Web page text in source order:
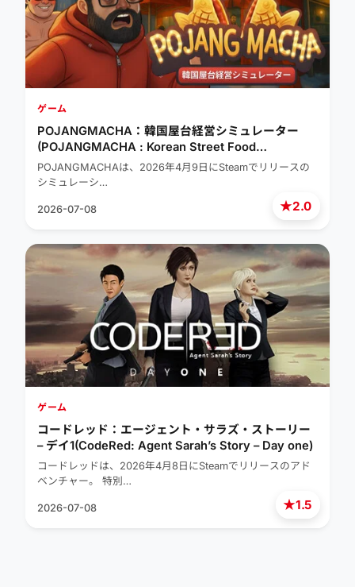
★2.0
ゲーム
POJANGMACHA：韓国屋台経営シミュレーター
(POJANGMACHA : Korean Street Food
Management Simulator)
POJANGMACHAは、2026年4月9日にSteamでリリースの
シミュレーシ…
2026-07-08
★1.5
ゲーム
コードレッド：エージェント・サラズ・ストーリー
– デイ1(CodeRed: Agent Sarah’s Story – Day one)
コードレッドは、2026年4月8日にSteamでリリースのアド
ベンチャー。 特別…
2026-07-08